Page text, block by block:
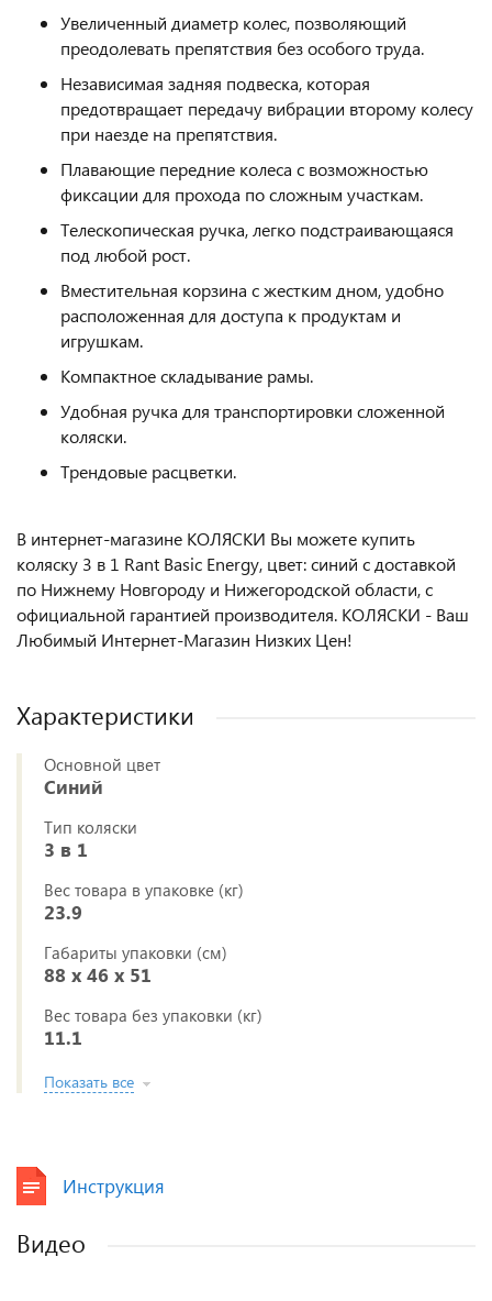
Увеличенный диаметр колес, позволяющий
преодолевать препятствия без особого труда.
Независимая задняя подвеска, которая
предотвращает передачу вибрации второму колесу
при наезде на препятствия.
Плавающие передние колеса с возможностью
фиксации для прохода по сложным участкам.
Телескопическая ручка, легко подстраивающаяся
под любой рост.
Вместительная корзина с жестким дном, удобно
расположенная для доступа к продуктам и
игрушкам.
Компактное складывание рамы.
Удобная ручка для транспортировки сложенной
коляски.
Трендовые расцветки.
В интернет-магазине КОЛЯСКИ Вы можете купить
коляску 3 в 1 Rant Basic Energy, цвет: синий с доставкой
по Нижнему Новгороду и Нижегородской области, с
официальной гарантией производителя. КОЛЯСКИ - Ваш
Любимый Интернет-Магазин Низких Цен!
Характеристики
Основной цвет
Синий
Тип коляски
3 в 1
Вес товара в упаковке (кг)
23.9
Габариты упаковки (см)
88 x 46 x 51
Вес товара без упаковки (кг)
11.1
Показать все
Инструкция
Видео